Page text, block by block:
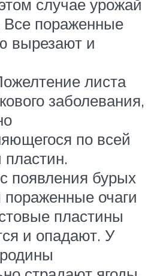
случае урожай
Все пораженные
вырезают и
листа
заболевания,
по всей
пластин.
появления бурых
пораженные очаги
пластины
и опадают. У